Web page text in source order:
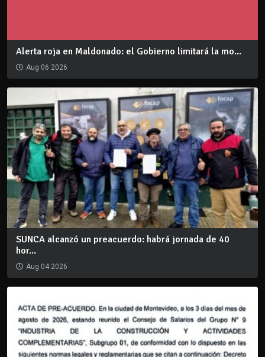
Alerta roja en Maldonado: el Gobierno limitará la mo...
Aug 06 2026
SUNCA alcanzó un preacuerdo: habrá jornada de 40
hor...
Aug 04 2026